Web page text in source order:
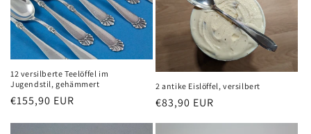
12 versilberte Teelöffel im
Jugendstil, gehämmert
Normaler
€155,90 EUR
2 antike Eislöffel, versilbert
Normaler
€83,90 EUR